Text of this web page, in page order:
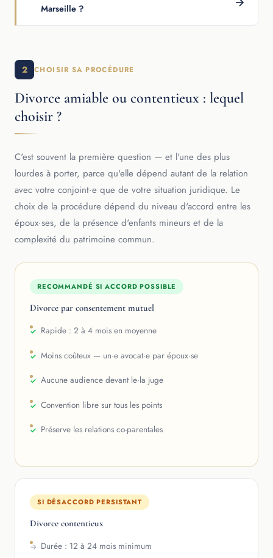
Marseille ?
2 CHOISIR SA PROCÉDURE
Divorce amiable ou contentieux : lequel
choisir ?
C'est souvent la première question — et l'une des plus
lourdes à porter, parce qu'elle dépend autant de la relation
avec votre conjoint·e que de votre situation juridique. Le
choix de la procédure dépend du niveau d'accord entre les
époux·ses, de la présence d'enfants mineurs et de la
complexité du patrimoine commun.
RECOMMANDÉ SI ACCORD POSSIBLE
Divorce par consentement mutuel
Rapide : 2 à 4 mois en moyenne
Moins coûteux — un·e avocat·e par époux·se
Aucune audience devant le·la juge
Convention libre sur tous les points
Préserve les relations co-parentales
SI DÉSACCORD PERSISTANT
Divorce contentieux
Durée : 12 à 24 mois minimum